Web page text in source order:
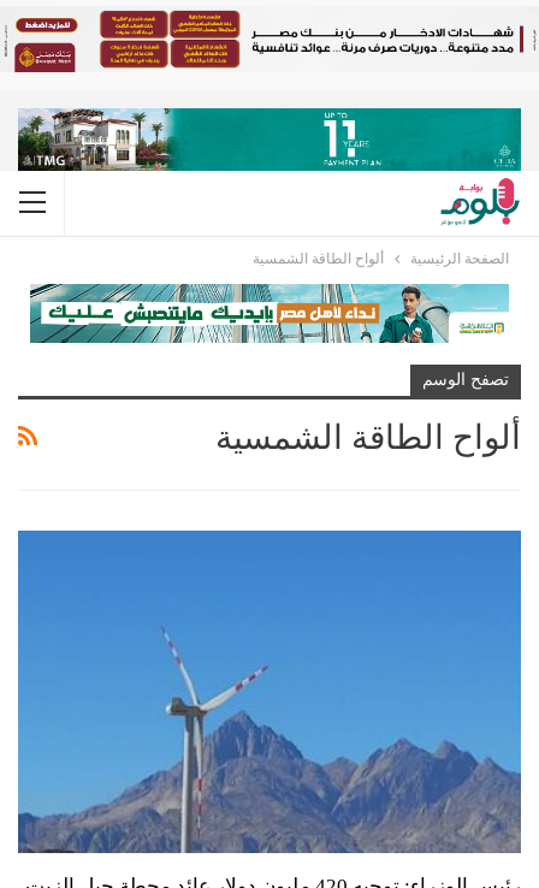
الصفحة الرئيسية ألواح الطاقة الشمسية
تصفح الوسم
ألواح الطاقة الشمسية